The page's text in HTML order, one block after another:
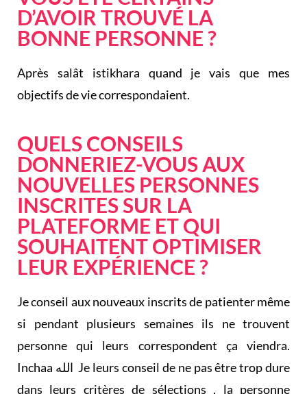
D’AVOIR TROUVÉ LA
BONNE PERSONNE ?
Après salât istikhara quand je vais que mes
objectifs de vie correspondaient.
QUELS CONSEILS
DONNERIEZ-VOUS AUX
NOUVELLES PERSONNES
INSCRITES SUR LA
PLATEFORME ET QUI
SOUHAITENT OPTIMISER
LEUR EXPÉRIENCE ?
Je conseil aux nouveaux inscrits de patienter même
si pendant plusieurs semaines ils ne trouvent
personne qui leurs correspondent ça viendra.
Inchaa الله Je leurs conseil de ne pas être trop dure
dans leurs critères de sélections , la personne